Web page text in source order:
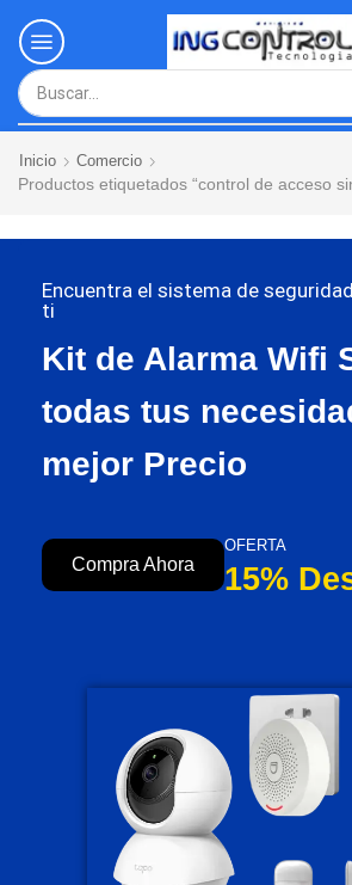
Inicio Comercio
Productos etiquetados “control de acceso
Encuentra el sistema de
ti
Kit de Alarma Wifi
todas tus
mejor Precio
Compra Ahora
OFERTA
15%